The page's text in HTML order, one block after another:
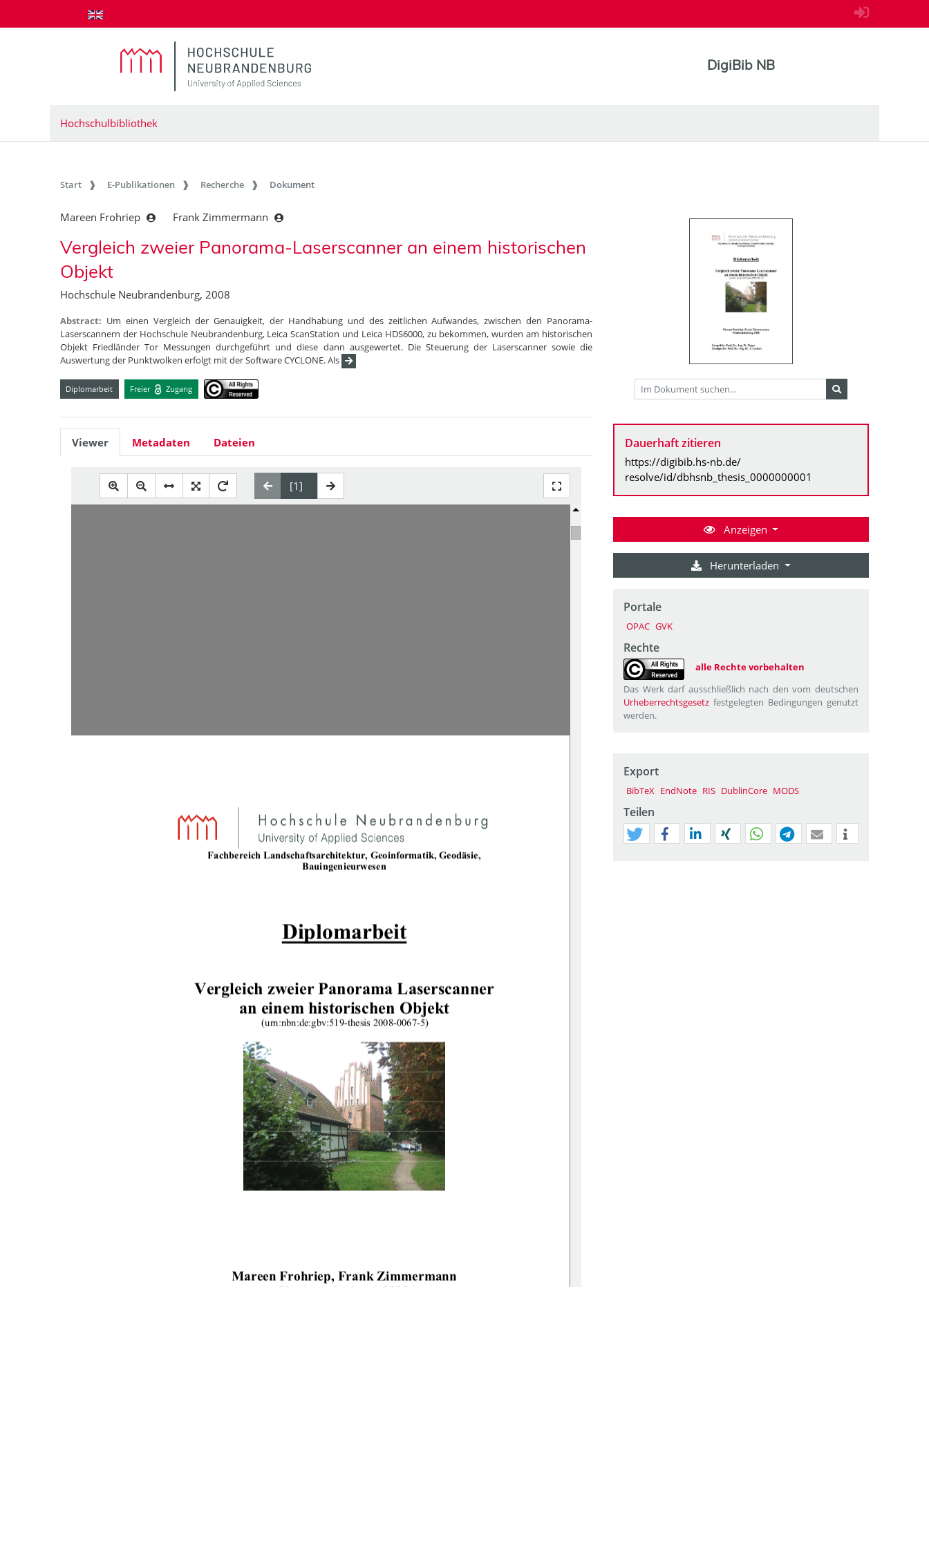
zum Inhalt springen
DigiBib NB
Hochschulbibliothek
Start E-Publikationen Recherche Dokument
Mareen Frohriep Frank Zimmermann
Vergleich zweier Panorama-Laserscanner an einem historischen
Objekt
Hochschule Neubrandenburg, 2008
Abstract: Um einen Vergleich der Genauigkeit, der Handhabung und des zeitlichen Aufwandes, zwischen den Panorama-
Laserscannern der Hochschule Neubrandenburg, Leica ScanStation und Leica HDS6000, zu bekommen, wurden am historischen
Objekt Friedländer Tor Messungen durchgeführt und diese dann ausgewertet. Die Steuerung der Laserscanner sowie die
Auswertung der Punktwolken erfolgt mit der Software CYCLONE. Als
Diplomarbeit Freier Zugang
Viewer Metadaten Dateien
Fachbereich Landschaftsarchitektur, Geoinformatik, Geodäsie,
Bauingenieurwesen
Diplomarbeit
Vergleich zweier Panorama Laserscanner
an einem historischen Objekt
(urn:nbn:de:gbv:519-thesis 2008-0067-5)
Mareen Frohriep, Frank Zimmermann
Dauerhaft zitieren
https://digibib.hs-nb.de/
resolve/id/dbhsnb_thesis_0000000001
Anzeigen
Herunterladen
Portale
OPAC GVK
Rechte
alle Rechte vorbehalten
Das Werk darf ausschließlich nach den vom deutschen
Urheberrechtsgesetz festgelegten Bedingungen genutzt
werden.
Export
BibTeX EndNote RIS DublinCore MODS
Teilen